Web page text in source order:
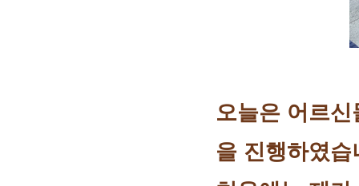
오늘은 어르
을 진행하였습